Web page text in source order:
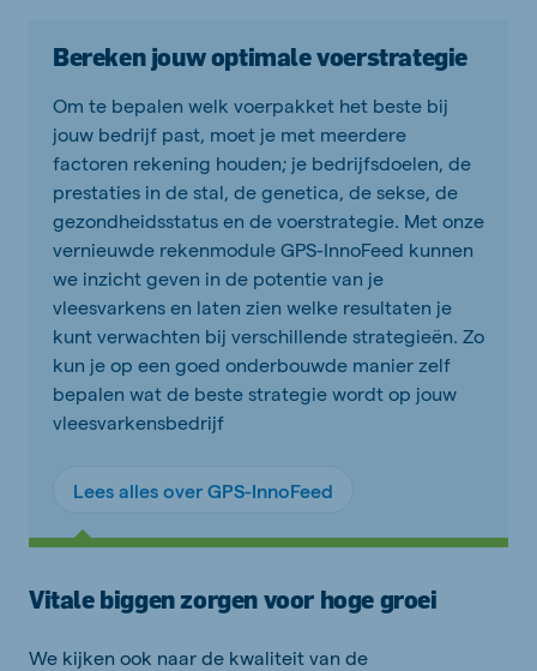
Bereken jouw optimale voerstrategie
Om te bepalen welk voerpakket het beste bij
jouw bedrijf past, moet je met meerdere
factoren rekening houden; je bedrijfsdoelen, de
prestaties in de stal, de genetica, de sekse, de
gezondheidsstatus en de voerstrategie. Met onze
vernieuwde rekenmodule GPS-InnoFeed kunnen
we inzicht geven in de potentie van je
vleesvarkens en laten zien welke resultaten je
kunt verwachten bij verschillende strategieën. Zo
kun je op een goed onderbouwde manier zelf
bepalen wat de beste strategie wordt op jouw
vleesvarkensbedrijf
Lees alles over GPS-InnoFeed
Vitale biggen zorgen voor hoge groei
We kijken ook naar de kwaliteit van de